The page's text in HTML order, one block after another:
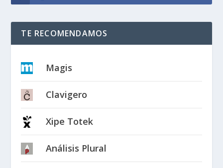
TE RECOMENDAMOS
Magis
Clavigero
Xipe Totek
Análisis Plural